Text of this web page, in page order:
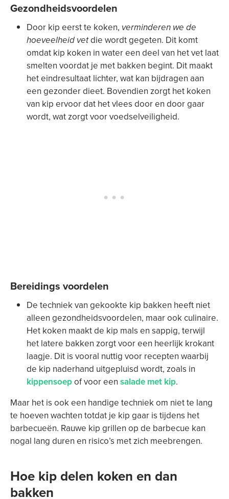
Gezondheidsvoordelen
Door kip eerst te koken, verminderen we de
hoeveelheid vetdie wordt gegeten. Dit komt
omdat kip koken in water een deel van het vet laat
smelten voordat je met bakken begint. Dit maakt
het eindresultaat lichter, wat kan bijdragen aan
een gezonder dieet. Bovendien zorgt het koken
van kip ervoor dat het vlees door en door gaar
wordt, wat zorgt voor voedselveiligheid.
Bereidings voordelen
De techniek van gekookte kip bakken heeft niet
alleen gezondheidsvoordelen, maar ook culinaire.
Het koken maakt de kip mals en sappig, terwijl
het latere bakken zorgt voor een heerlijk krokant
laagje. Dit is vooral nuttig voor recepten waarbij
de kip naderhand uitgepluisd wordt, zoals in
kippensoepof voor een salade met kip.
Maar het is ook een handige techniek om niet te lang
te hoeven wachten totdat je kip gaar is tijdens het
barbecueën. Rauwe kip grillen op de barbecue kan
nogal lang duren en risico’s met zich meebrengen.
Hoe kip delen koken en dan
bakken